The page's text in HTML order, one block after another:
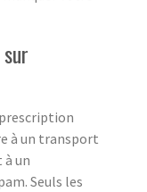
à un transport
un
Seuls les